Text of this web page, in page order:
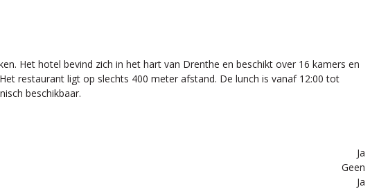
Het hotel bevind zich in het hart van Drenthe en beschikt over 16 kamers en
restaurant ligt op slechts 400 meter afstand. De lunch is vanaf 12:00 tot
beschikbaar.
Ja
Geen
Ja